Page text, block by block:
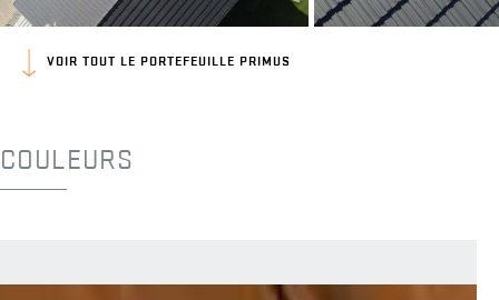
VOIR TOUT LE PORTEFEUILLE PRIMUS
COULEURS